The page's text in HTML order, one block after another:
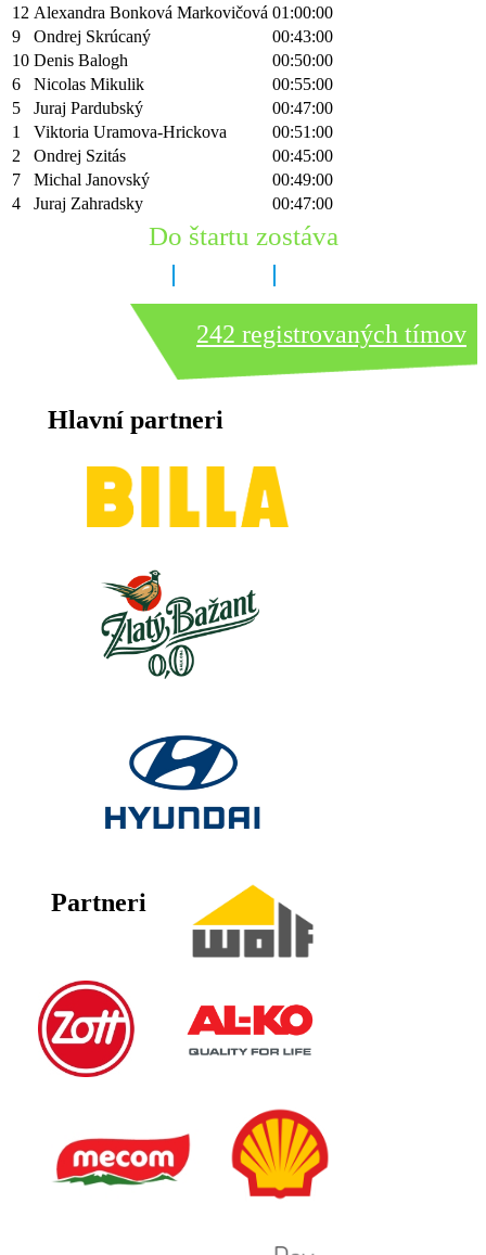
12 Alexandra Bonková Markovičová 01:00:00
9
Ondrej Skrúcaný
00:43:00
10 Denis Balogh
00:50:00
6
Nicolas Mikulik
00:55:00
5
Juraj Pardubský
00:47:00
1
Viktoria Uramova-Hrickova
00:51:00
2
Ondrej Szitás
00:45:00
7
Michal Janovský
00:49:00
4
Juraj Zahradsky 00:47:00
Do štartu zostáva
242 registrovaných tímov
Hlavní partneri
Partneri